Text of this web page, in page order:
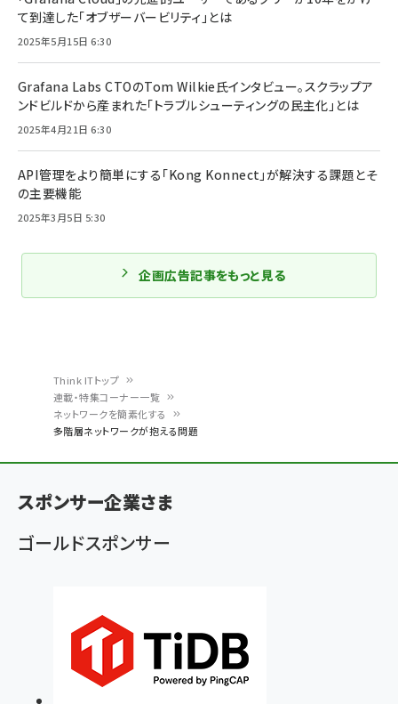
く
ず
Think ITトップ
連載・特集コーナー一覧
ネットワークを簡素化する
多階層ネットワークが抱える問題
て到達した「オブザーバービリティ」とは
2025年5月15日 6:30
Grafana Labs CTOのTom Wilkie氏インタビュー。スクラップア
ンドビルドから産まれた「トラブルシューティングの民主化」とは
2025年4月21日 6:30
API管理をより簡単にする「Kong Konnect」が解決する課題とそ
の主要機能
2025年3月5日 5:30
企画広告記事をもっと見る
スポンサー企業さま
ゴールドスポンサー